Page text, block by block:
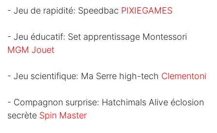
- Jeu de rapidité: Speedbac PIXIEGAMES
- Jeu éducatif: Set apprentissage Montessori
MGM Jouet
- Jeu scientifique: Ma Serre high-tech Clementoni
- Compagnon surprise: Hatchimals Alive éclosion
secrète Spin Master